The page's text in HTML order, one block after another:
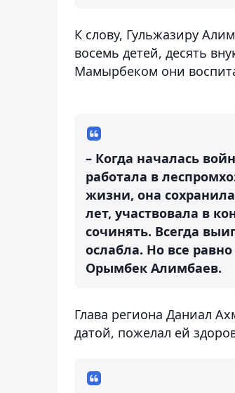
К слову, Гульжазиру
восемь детей, десять
Мамырбеком они
– Когда началась
работала в
жизни, она
лет, участвовала в
сочинять. Всегда
ослабла. Но все
Орымбек Алимбаев.
Глава региона Даниал
датой, пожелал ей